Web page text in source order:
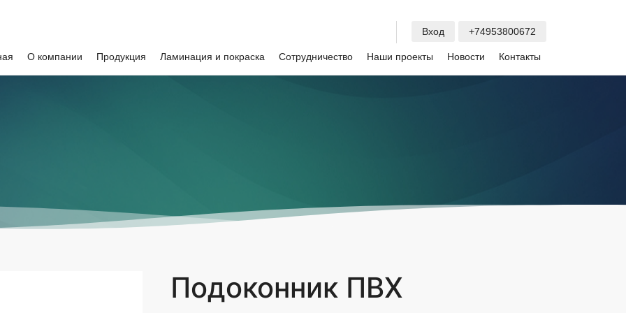
Вход +74953800672
О компании Продукция Ламинация и покраска Сотрудничество Наши проекты Новости Контакты
Подоконник ПВХ